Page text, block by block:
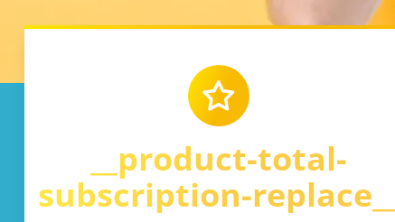
__product-total-
subscription-replace__